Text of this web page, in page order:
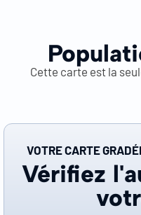
Cette carte est la
VOTRE CARTE
Vérifiez